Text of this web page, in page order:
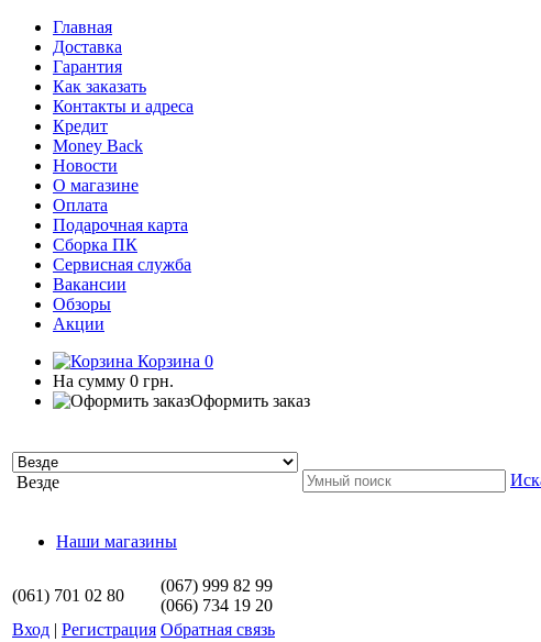
Главная
Доставка
Гарантия
Как заказать
Контакты и адреса
Кредит
Money Back
Новости
О магазине
Оплата
Подарочная карта
Сборка ПК
Сервисная служба
Вакансии
Обзоры
Акции
Корзина 0
На сумму 0 грн.
Оформить заказ
Везде
Наши магазины
(061) 701 02 80
(067) 999 82 99
(066) 734 19 20
Вход | Регистрация Обратная связь